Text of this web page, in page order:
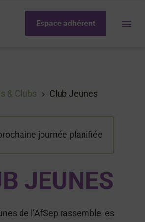
Espace adhérent
& Clubs 5 Club Jeunes
journée planifiée
JEUNES
de l’AfSep rassemble les